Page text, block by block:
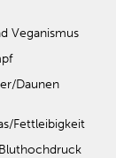
Veganismus
Daunen
Fettleibigkeit